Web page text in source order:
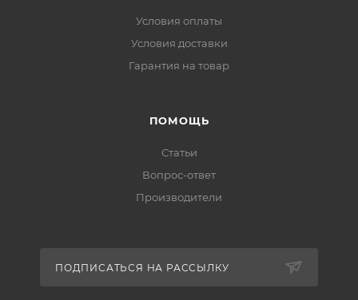
Условия оплаты
Условия доставки
Гарантия на товар
ПОМОЩЬ
Статьи
Вопрос-ответ
Производители
ПОДПИСАТЬСЯ НА РАССЫЛКУ